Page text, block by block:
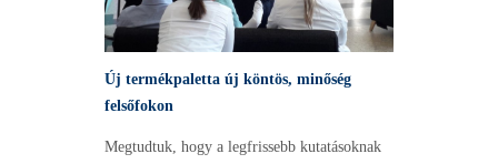
Új termékpaletta új köntös, minőség
felsőfokon
Megtudtuk, hogy a legfrissebb kutatásoknak